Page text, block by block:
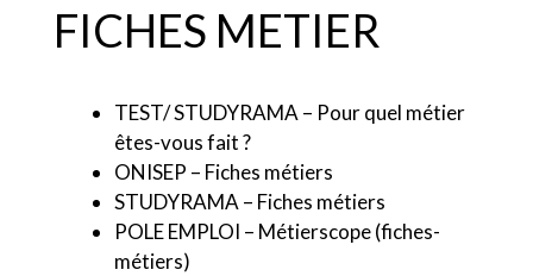
FICHES METIER
TEST/ STUDYRAMA – Pour quel métier
êtes-vous fait ?
ONISEP – Fiches métiers
STUDYRAMA – Fiches métiers
POLE EMPLOI – Métierscope (fiches-
métiers)